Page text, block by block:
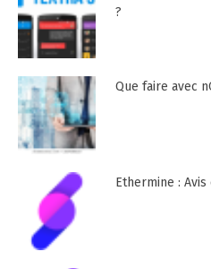
?
Que faire avec
Ethermine :